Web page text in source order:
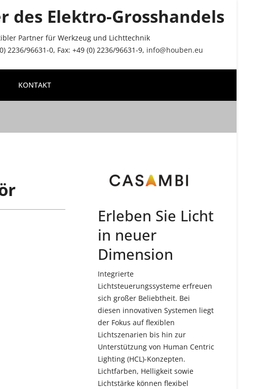
des Elektro-Grosshandels
Partner für Werkzeug und Lichttechnik
96631-0, Fax: +49 (0) 2236/96631-9, info@houben.eu
KONTAKT
Erleben Sie Licht
in neuer
Dimension
Integrierte
Lichtsteuerungssysteme erfreuen
sich großer Beliebtheit. Bei
diesen innovativen Systemen liegt
der Fokus auf flexiblen
Lichtszenarien bis hin zur
Unterstützung von Human Centric
Lighting (HCL)-Konzepten.
Lichtfarben, Helligkeit sowie
Lichtstärke können flexibel